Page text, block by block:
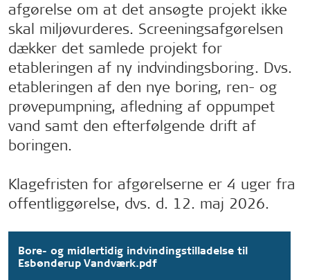
afgørelse om at det ansøgte projekt ikke
skal miljøvurderes. Screeningsafgørelsen
dækker det samlede projekt for
etableringen af ny indvindingsboring. Dvs.
etableringen af den nye boring, ren- og
prøvepumpning, afledning af oppumpet
vand samt den efterfølgende drift af
boringen.
Klagefristen for afgørelserne er 4 uger fra
offentliggørelse, dvs. d. 12. maj 2026.
Bore- og midlertidig indvindingstilladelse til
Esbønderup Vandværk.pdf